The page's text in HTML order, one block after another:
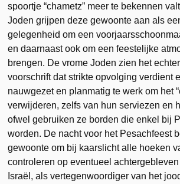
spoortje “chametz” meer te bekennen
Joden grijpen deze gewoonte aan als
gelegenheid om een
en daarnaast ook om een feestelijke
brengen. De vrome Joden zien het
voorschrift dat strikte opvolging verdient
nauwgezet en planmatig te werk om het
verwijderen, zelfs van hun serviezen en
ofwel gebruiken ze borden die enkel bij
worden. De nacht voor het Pesachfeest
gewoonte om bij kaarslicht alle hoeken
controleren op eventueel
Israël, als vertegenwoordiger van het